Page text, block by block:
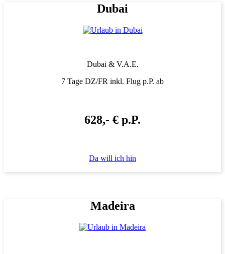
Dubai
Dubai & V.A.E.
7 Tage DZ/FR inkl. Flug p.P. ab
628,- € p.P.
Da will ich hin
Madeira